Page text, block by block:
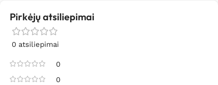
Pirkėjų atsiliepimai
0 atsiliepimai
0
0